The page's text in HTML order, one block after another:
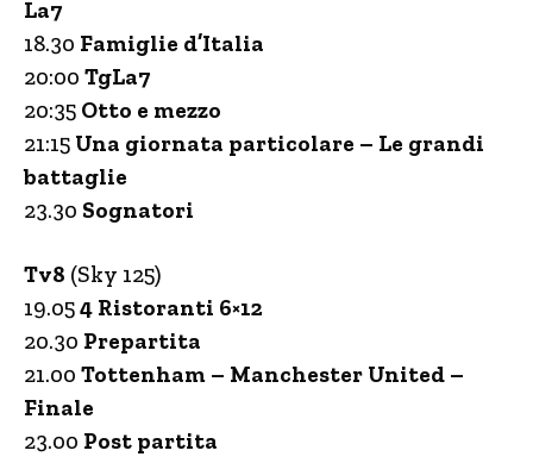
La7
18.30 Famiglie d’Italia
20:00 TgLa7
20:35 Otto e mezzo
21:15 Una giornata particolare – Le grandi
battaglie
23.30 Sognatori
Tv8 (Sky 125)
19.054 Ristoranti 6×12
20.30 Prepartita
21.00 Tottenham – Manchester United –
Finale
23.00 Post partita